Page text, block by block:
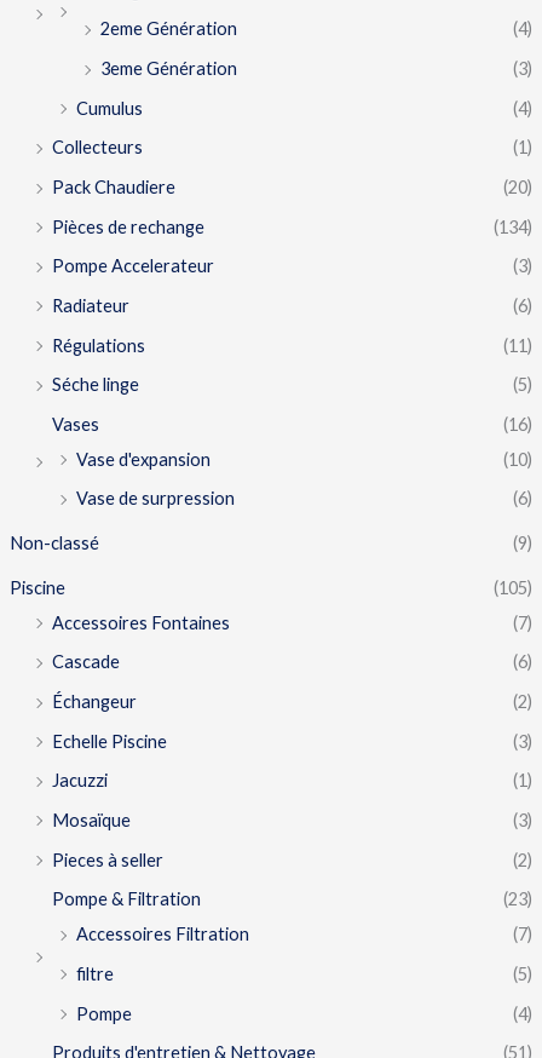
2eme Génération
(4)
3eme Génération
(3)
Cumulus
(4)
Collecteurs
(1)
Pack Chaudiere
(20)
Pièces de rechange
(134)
Pompe Accelerateur
(3)
Radiateur
(6)
Régulations
(11)
Séche linge
(5)
Vases
(16)
Vase d'expansion
(10)
Vase de surpression
(6)
Non-classé (9)
Piscine
(105)
Accessoires Fontaines
(7)
Cascade
(6)
Échangeur
(2)
Echelle Piscine
(3)
Jacuzzi
(1)
Mosaïque
(3)
Pieces à seller
(2)
Pompe & Filtration
(23)
Accessoires Filtration
(7)
filtre
(5)
Pompe
(4)
Produits d'entretien & Nettoyage
(51)